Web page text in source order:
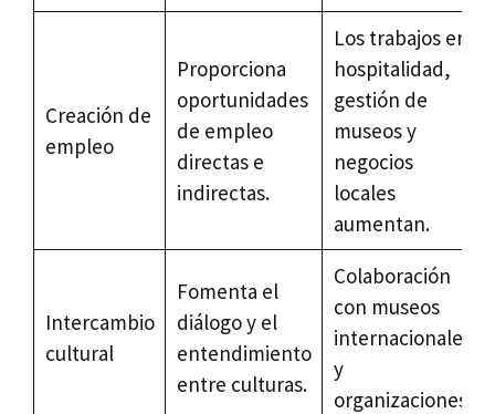
Creación de
empleo
Proporciona
oportunidades
de empleo
directas e
indirectas.
Los trabajos en
hospitalidad,
gestión de
museos y
negocios
locales
aumentan.
Intercambio
cultural
Fomenta el
diálogo y el
entendimiento
entre culturas.
Colaboración
con museos
internacionales
y
organizaciones.